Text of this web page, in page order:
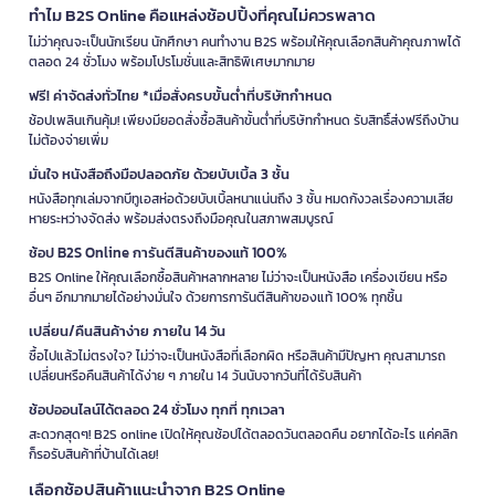
ทำไม B2S Online คือแหล่งช้อปปิ้งที่คุณไม่ควรพลาด
ไม่ว่าคุณจะเป็นนักเรียน นักศึกษา คนทำงาน B2S พร้อมให้คุณเลือกสินค้าคุณภาพได้
ตลอด 24 ชั่วโมง พร้อมโปรโมชั่นและสิทธิพิเศษมากมาย
ฟรี! ค่าจัดส่งทั่วไทย *เมื่อสั่งครบขั้นต่ำที่บริษัทกำหนด
ช้อปเพลินเกินคุ้ม! เพียงมียอดสั่งซื้อสินค้าขั้นต่ำที่บริษัทกำหนด รับสิทธิ์ส่งฟรีถึงบ้าน
ไม่ต้องจ่ายเพิ่ม
มั่นใจ หนังสือถึงมือปลอดภัย ด้วยบับเบิ้ล 3 ชั้น
หนังสือทุกเล่มจากบีทูเอสห่อด้วยบับเบิ้ลหนาแน่นถึง 3 ชั้น หมดกังวลเรื่องความเสีย
หายระหว่างจัดส่ง พร้อมส่งตรงถึงมือคุณในสภาพสมบูรณ์
ช้อป B2S Online การันตีสินค้าของแท้ 100%
B2S Online ให้คุณเลือกซื้อสินค้าหลากหลาย ไม่ว่าจะเป็นหนังสือ เครื่องเขียน หรือ
อื่นๆ อีกมากมายได้อย่างมั่นใจ ด้วยการการันตีสินค้าของแท้ 100% ทุกชิ้น
เปลี่ยน/คืนสินค้าง่าย ภายใน 14 วัน
ซื้อไปแล้วไม่ตรงใจ? ไม่ว่าจะเป็นหนังสือที่เลือกผิด หรือสินค้ามีปัญหา คุณสามารถ
เปลี่ยนหรือคืนสินค้าได้ง่าย ๆ ภายใน 14 วันนับจากวันที่ได้รับสินค้า
ช้อปออนไลน์ได้ตลอด 24 ชั่วโมง ทุกที่ ทุกเวลา
สะดวกสุดๆ! B2S online เปิดให้คุณช้อปได้ตลอดวันตลอดคืน อยากได้อะไร แค่คลิก
ก็รอรับสินค้าที่บ้านได้เลย!
เลือกช้อปสินค้าแนะนำจาก B2S Online